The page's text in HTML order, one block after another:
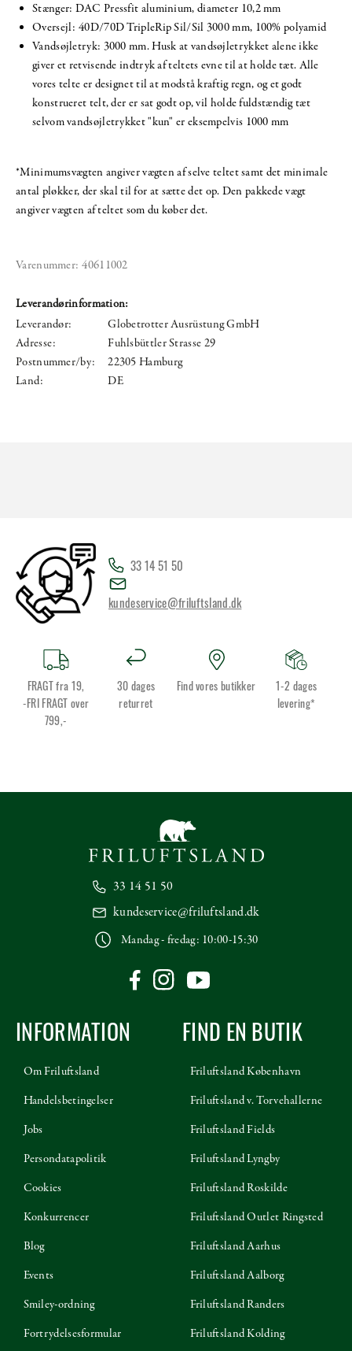
Stænger: DAC Pressfit aluminium, diameter 10,2 mm
Oversejl: 40D/70D TripleRip Sil/Sil 3000 mm, 100% polyamid
Vandsøjletryk: 3000 mm. Husk at vandsøjletrykket alene ikke
giver et retvisende indtryk af teltets evne til at holde tæt. Alle
vores telte er designet til at modstå kraftig regn, og et godt
konstrueret telt, der er sat godt op, vil holde fuldstændig tæt
selvom vandsøjletrykket "kun" er eksempelvis 1000 mm
*Minimumsvægten angiver vægten af selve teltet samt det minimale
antal pløkker, der skal til for at sætte det op. Den pakkede vægt
angiver vægten af teltet som du køber det.
Varenummer: 40611002
Leverandørinformation:
Leverandør:
Globetrotter Ausrüstung GmbH
Adresse:
Fuhlsbüttler Strasse 29
Postnummer/by:
22305 Hamburg
Land:
DE
33 14 51 50
kundeservice@friluftsland.dk
FRAGT fra 19,
-FRI FRAGT over
799,-
30 dages
returret
Find vores butikker
1-2 dages
levering*
33 14 51 50
kundeservice@friluftsland.dk
Mandag - fredag: 10:00-15:30
INFORMATION
Om Friluftsland
Handelsbetingelser
Jobs
Persondatapolitik
Cookies
Konkurrencer
Blog
Events
Smiley-ordning
Fortrydelsesformular
FIND EN BUTIK
Friluftsland København
Friluftsland v. Torvehallerne
Friluftsland Fields
Friluftsland Lyngby
Friluftsland Roskilde
Friluftsland Outlet Ringsted
Friluftsland Aarhus
Friluftsland Aalborg
Friluftsland Randers
Friluftsland Kolding